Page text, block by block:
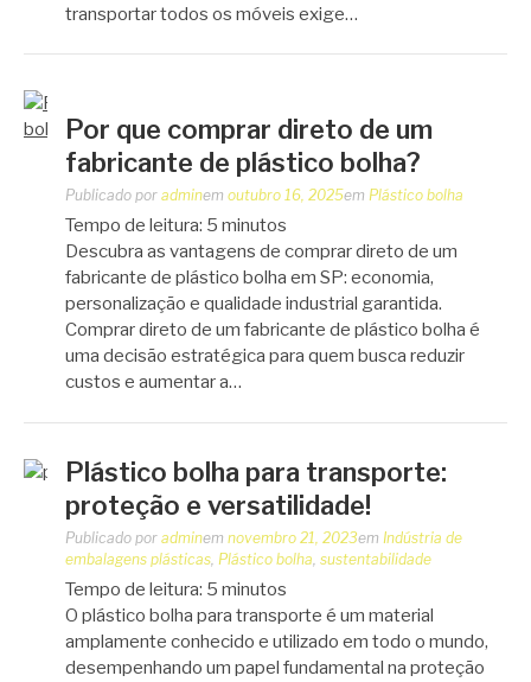
transportar todos os móveis exige…
Por que comprar direto de um
fabricante de plástico bolha?
Publicado por adminem outubro 16, 2025em Plástico bolha
Tempo de leitura: 5 minutos
Descubra as vantagens de comprar direto de um
fabricante de plástico bolha em SP: economia,
personalização e qualidade industrial garantida.
Comprar direto de um fabricante de plástico bolha é
uma decisão estratégica para quem busca reduzir
custos e aumentar a…
Plástico bolha para transporte:
proteção e versatilidade!
Publicado por adminem novembro 21, 2023em Indústria de
embalagens plásticas Plástico bolha sustentabilidade
Tempo de leitura: 5 minutos
O plástico bolha para transporte é um material
amplamente conhecido e utilizado em todo o mundo,
desempenhando um papel fundamental na proteção